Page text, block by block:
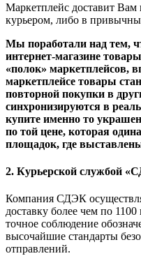
Маркетплейс доставит
курьером, либо в
Мы поработали над тем,
интернет-магазине
«полок» маркетплейсов,
маркетплейсе товары
повторной покупки в
синхронизируются в
купите именно то
по той цене, которая
площадок, где
2. Курьерской службой
Компания СДЭК
доставку более чем по
точное соблюдение
высочайшие стандарты
отправлений.